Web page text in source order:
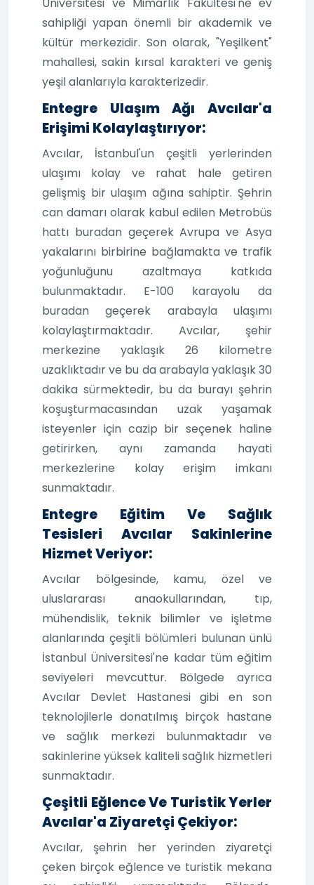
sahipliği yapan önemli bir akademik ve
kültür merkezidir. Son olarak, "Yeşilkent"
mahallesi, sakin kırsal karakteri ve geniş
yeşil alanlarıyla karakterizedir.
Entegre Ulaşım Ağı Avcılar'a
Erişimi Kolaylaştırıyor:
Avcılar, İstanbul'un çeşitli yerlerinden
ulaşımı kolay ve rahat hale getiren
gelişmiş bir ulaşım ağına sahiptir. Şehrin
can damarı olarak kabul edilen Metrobüs
hattı buradan geçerek Avrupa ve Asya
yakalarını birbirine bağlamakta ve trafik
yoğunluğunu azaltmaya katkıda
bulunmaktadır. E-100 karayolu da
buradan geçerek arabayla ulaşımı
kolaylaştırmaktadır. Avcılar, şehir
merkezine yaklaşık 26 kilometre
uzaklıktadır ve bu da arabayla yaklaşık 30
dakika sürmektedir, bu da burayı şehrin
koşuşturmacasından uzak yaşamak
isteyenler için cazip bir seçenek haline
getirirken, aynı zamanda hayati
merkezlerine kolay erişim imkanı
sunmaktadır.
Entegre Eğitim Ve Sağlık
Tesisleri Avcılar Sakinlerine
Hizmet Veriyor:
Avcılar bölgesinde, kamu, özel ve
uluslararası anaokullarından, tıp,
mühendislik, teknik bilimler ve işletme
alanlarında çeşitli bölümleri bulunan ünlü
İstanbul Üniversitesi'ne kadar tüm eğitim
seviyeleri mevcuttur. Bölgede ayrıca
Avcılar Devlet Hastanesi gibi en son
teknolojilerle donatılmış birçok hastane
ve sağlık merkezi bulunmaktadır ve
sakinlerine yüksek kaliteli sağlık hizmetleri
sunmaktadır.
Çeşitli Eğlence Ve Turistik Yerler
Avcılar'a Ziyaretçi Çekiyor:
Avcılar, şehrin her yerinden ziyaretçi
çeken birçok eğlence ve turistik mekana